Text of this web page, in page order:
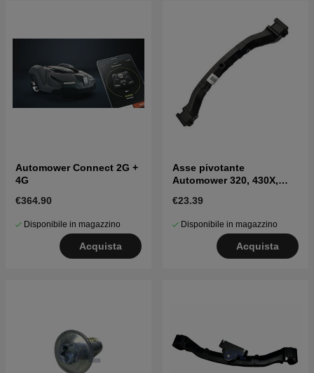
Automower Connect 2G +
4G
€364.90
Disponibile in magazzino
Acquista
Asse pivotante
Automower 320, 430X,
€23.39
Disponibile in magazzino
Acquista